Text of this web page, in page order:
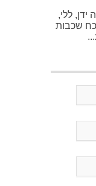
ידן, ללי,
שכבות